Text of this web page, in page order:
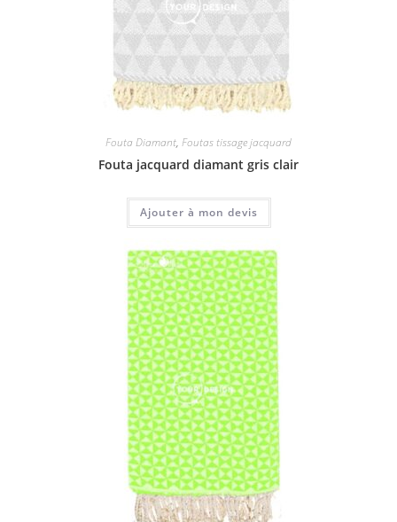
Fouta Diamant, Foutas tissage jacquard
Fouta jacquard diamant gris clair
Ajouter à mon devis